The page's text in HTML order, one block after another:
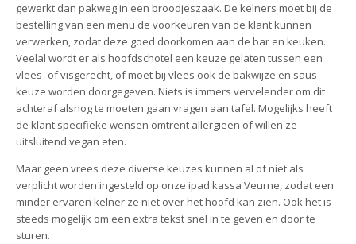
gewerkt dan pakweg in een broodjeszaak. De kelners moet bij de
bestelling van een menu de voorkeuren van de klant kunnen
verwerken, zodat deze goed doorkomen aan de bar en keuken.
Veelal wordt er als hoofdschotel een keuze gelaten tussen een
vlees- of visgerecht, of moet bij vlees ook de bakwijze en saus
keuze worden doorgegeven. Niets is immers vervelender om dit
achteraf alsnog te moeten gaan vragen aan tafel. Mogelijks heeft
de klant specifieke wensen omtrent allergieën of willen ze
uitsluitend vegan eten.
Maar geen vrees deze diverse keuzes kunnen al of niet als
verplicht worden ingesteld op onze ipad kassa Veurne, zodat een
minder ervaren kelner ze niet over het hoofd kan zien. Ook het is
steeds mogelijk om een extra tekst snel in te geven en door te
sturen.